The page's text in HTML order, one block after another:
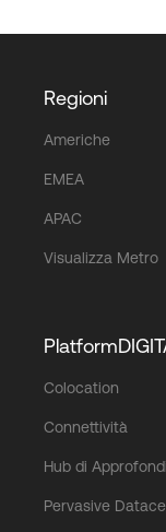
Regioni
Americhe
EMEA
APAC
Visualizza Metro
Colocation
Connettività
Hub di
Pervasive